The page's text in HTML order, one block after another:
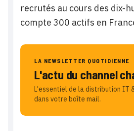
recrutés au cours des dix-
compte 300 actifs en
LA NEWSLETTER QUOTIDIENNE
L'actu du channel
L'essentiel de la distribution IT
dans votre boîte mail.